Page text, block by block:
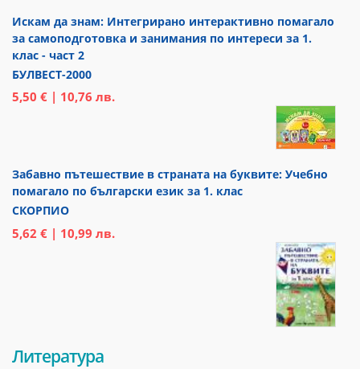
Искам да знам: Интегрирано интерактивно помагало
за самоподготовка и занимания по интереси за 1.
клас - част 2
БУЛВЕСТ-2000
5,50 € | 10,76 лв.
Забавно пътешествие в страната на буквите: Учебно
помагало по български език за 1. клас
СКОРПИО
5,62 € | 10,99 лв.
Литература